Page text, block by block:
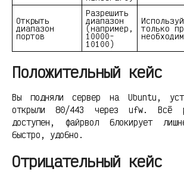
Открыть
диапазон
портов
Разрешить
диапазон
(например,
10000-
10100)
только
Положительный кейс
Вы подняли сервер на Ubuntu,
открыли 80/443 через ufw. Всё
доступен, файрвол блокирует
быстро, удобно.
Отрицательный кейс